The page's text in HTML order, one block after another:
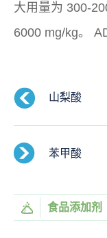
大用量为 300-
6000 mg/kg。
山梨酸
苯甲酸
食品添加剂